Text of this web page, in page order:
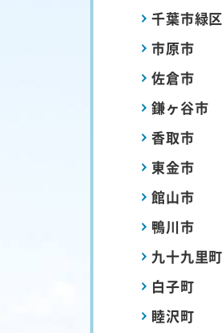
千葉市緑区
市原市
佐倉市
鎌ヶ谷市
香取市
東金市
館山市
鴨川市
九十九里町
白子町
睦沢町